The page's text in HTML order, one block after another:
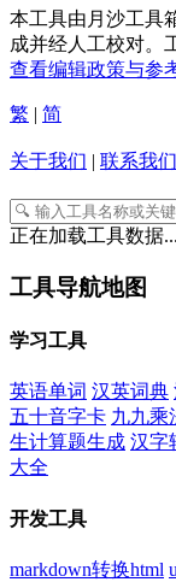
本工具由月沙工具
成并经人工校对。
查看编辑政策与参
繁 | 简
关于我们 | 联系我们
正在加载工具数据...
工具导航地图
学习工具
英语单词 汉英词典
五十音字卡 九九乘
生计算题生成 汉字
大全
开发工具
markdown转换html